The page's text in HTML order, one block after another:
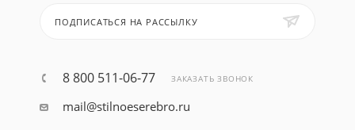
ПОДПИСАТЬСЯ НА РАССЫЛКУ
8 800 511-06-77 ЗАКАЗАТЬ ЗВОНОК
mail@stilnoeserebro.ru